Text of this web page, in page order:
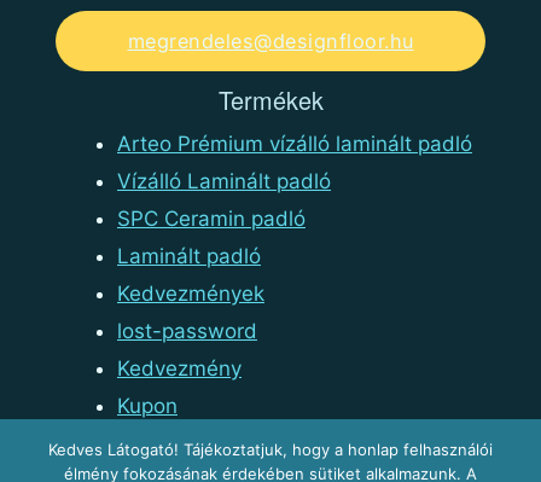
megrendeles@designfloor.hu
Termékek
Arteo Prémium vízálló laminált padló
Vízálló Laminált padló
SPC Ceramin padló
Laminált padló
Kedvezmények
lost-password
Kedvezmény
Kupon
Minden jog védve © 2026
Kedves Látogató! Tájékoztatjuk, hogy a honlap felhasználói
élmény fokozásának érdekében sütiket alkalmazunk. A